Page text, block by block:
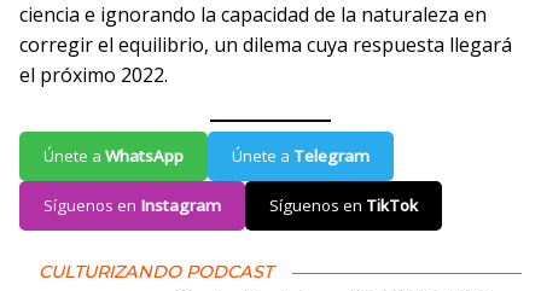
ciencia e ignorando la capacidad de la naturaleza en
corregir el equilibrio, un dilema cuya respuesta llegará
el próximo 2022.
Únete a WhatsApp Únete a Telegram
Síguenos en Instagram Síguenos en TikTok
CULTURIZANDO PODCAST